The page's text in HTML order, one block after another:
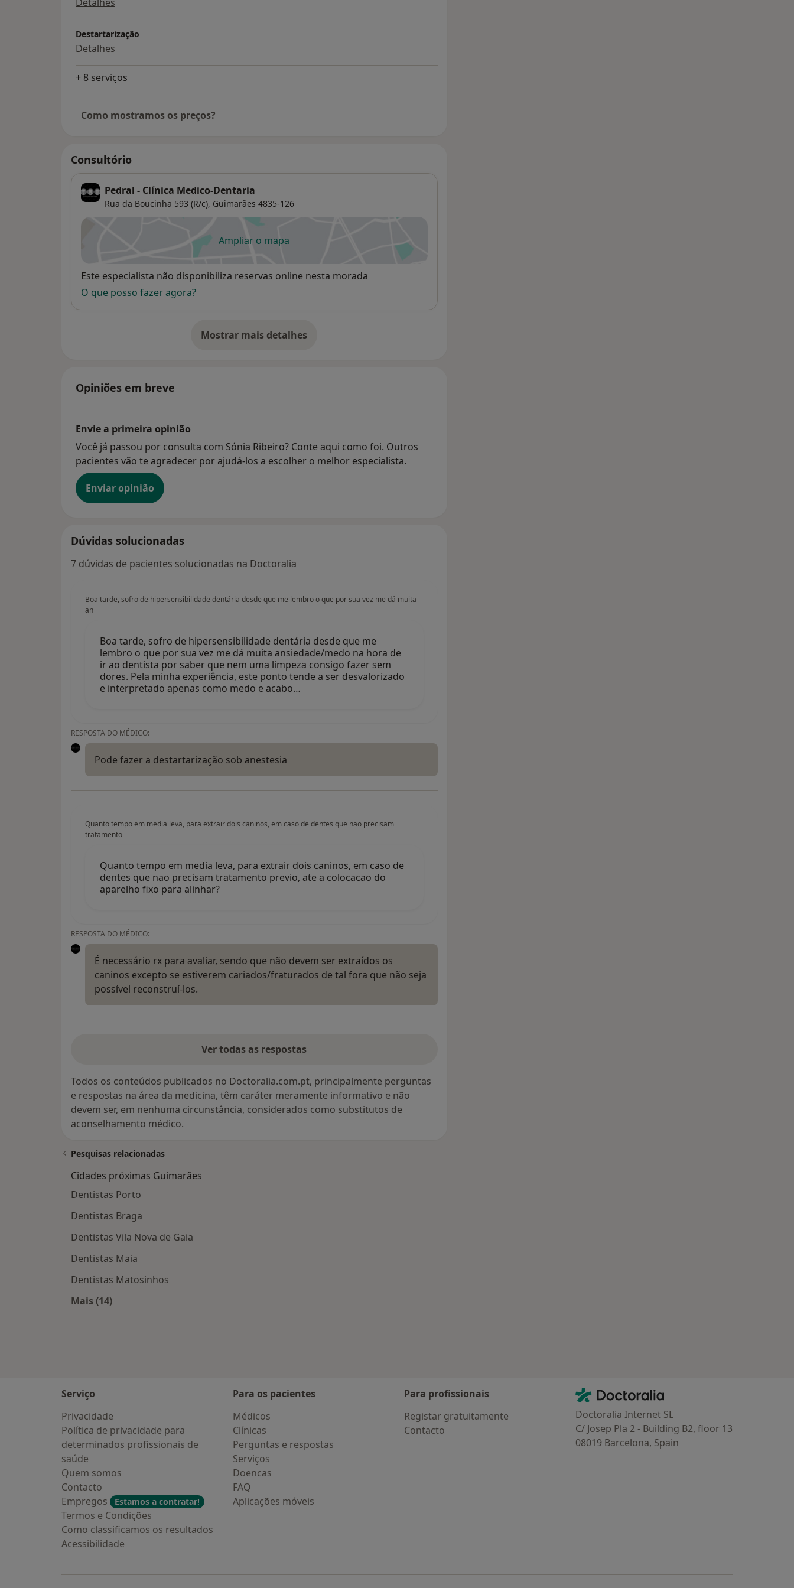
Detalhes
Destartarização
Detalhes
+ 8 serviços
Como mostramos os preços?
Consultório
Pedral - Clínica Medico-Dentaria
Rua da Boucinha 593 (R/c), Guimarães 4835-126
Ampliar o mapaabre num novo separador
Disponibilidade
Este especialista não disponibiliza reservas online nesta morada
O que posso fazer agora?
Mostrar mais detalhes
sobre o endereço
Opiniões em breve
Envie a primeira opinião
Você já passou por consulta com Sónia Ribeiro? Conte aqui como foi. Outros
pacientes vão te agradecer por ajudá-los a escolher o melhor especialista.
Enviar opinião
Dúvidas solucionadas
7 dúvidas de pacientes solucionadas na Doctoralia
Boa tarde, sofro de hipersensibilidade dentária desde que me lembro o que por sua vez me dá muita
an
Boa tarde, sofro de hipersensibilidade dentária desde que me
lembro o que por sua vez me dá muita ansiedade/medo na hora de
ir ao dentista por saber que nem uma limpeza consigo fazer sem
dores. Pela minha experiência, este ponto tende a ser desvalorizado
e interpretado apenas como medo e acabo…
RESPOSTA DO MÉDICO:
Pode fazer a destartarização sob anestesia
Quanto tempo em media leva, para extrair dois caninos, em caso de dentes que nao precisam
tratamento
Quanto tempo em media leva, para extrair dois caninos, em caso de
dentes que nao precisam tratamento previo, ate a colocacao do
aparelho fixo para alinhar?
RESPOSTA DO MÉDICO:
É necessário rx para avaliar, sendo que não devem ser extraídos os
caninos excepto se estiverem cariados/fraturados de tal fora que não seja
possível reconstruí-los.
Ver todas as respostas
Todos os conteúdos publicados no Doctoralia.com.pt, principalmente perguntas
e respostas na área da medicina, têm caráter meramente informativo e não
devem ser, em nenhuma circunstância, considerados como substitutos de
aconselhamento médico.
Pesquisas relacionadas
Cidades próximas Guimarães
Dentistas Porto
Dentistas Braga
Dentistas Vila Nova de Gaia
Dentistas Maia
Dentistas Matosinhos
Mais (14)
Serviço
Privacidade
Política de privacidade para
determinados profissionais de
saúde
Quem somos
Contacto
Empregos
Estamos a contratar!
Termos e Condições
Como classificamos os resultados
Acessibilidade
Para os pacientes
Médicos
Clínicas
Perguntas e respostas
Serviços
Doencas
FAQ
Aplicações móveis
Para profissionais
Registar gratuitamente
Contacto
Contacto
Doctoralia - Homepage
Doctoralia Internet SL
C/ Josep Pla 2 - Building B2, floor 13
08019 Barcelona, Spain